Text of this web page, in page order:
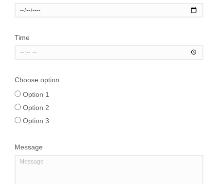
Time
Choose option
Option 1
Option 2
Option 3
Message